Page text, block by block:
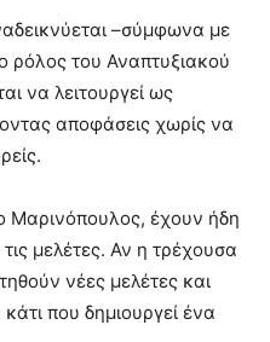
–σύμφωνα με
ρόλος του Αναπτυξιακού
να λειτουργεί ως
αποφάσεις χωρίς να
Μαρινόπουλος, έχουν ήδη
μελέτες. Αν η τρέχουσα
νέες μελέτες και
που δημιουργεί ένα